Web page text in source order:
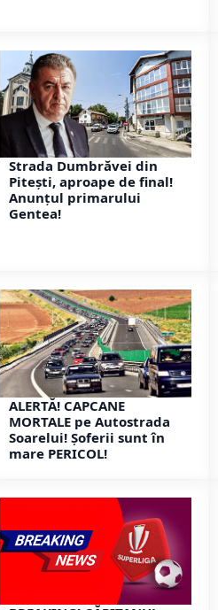
Strada Dumbrăvei din
Pitești, aproape de final!
Anunțul primarului
Gentea!
ALERTĂ! CAPCANE
MORTALE pe Autostrada
Soarelui! Șoferii sunt în
mare PERICOL!